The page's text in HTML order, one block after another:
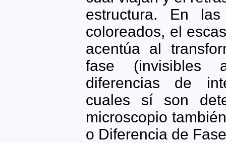
estructura. En
coloreados, el
acentúa al
fase (invisibles
diferencias de
cuales sí son
microscopio
o Diferencia de